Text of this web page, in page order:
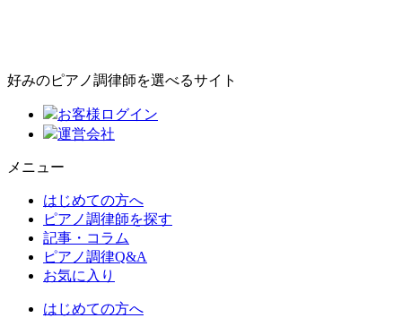
好みのピアノ調律師を選べるサイト
お客様ログイン
運営会社
メニュー
はじめての方へ
ピアノ調律師を探す
記事・コラム
ピアノ調律Q&A
お気に入り
はじめての方へ